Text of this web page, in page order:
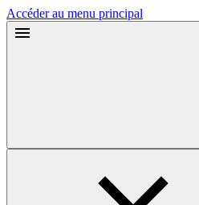
Accéder au menu principal